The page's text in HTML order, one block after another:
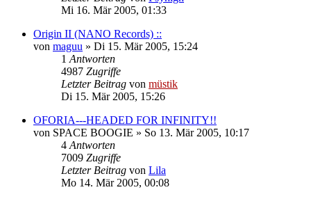
Mi 16. Mär 2005, 01:33
Origin II (NANO Records) ::
von maguu » Di 15. Mär 2005, 15:24
1 Antworten
4987 Zugriffe
Letzter Beitrag von müstik
Di 15. Mär 2005, 15:26
OFORIA---HEADED FOR INFINITY!!
von SPACE BOOGIE » So 13. Mär 2005, 10:17
4 Antworten
7009 Zugriffe
Letzter Beitrag von Lila
Mo 14. Mär 2005, 00:08